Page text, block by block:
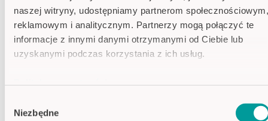
naszej witryny, udostępniamy partnerom społecznościowym,
reklamowym i analitycznym. Partnerzy mogą połączyć te
informacje z innymi danymi otrzymanymi od Ciebie lub
uzyskanymi podczas korzystania z ich usług.
zgody
Niezbędne
Przełącznik o wielu zastosowaniach
Aktualności 03/04/2019: Nowa generacja
czujniki i urządzenia wyjściowe, zmieniają